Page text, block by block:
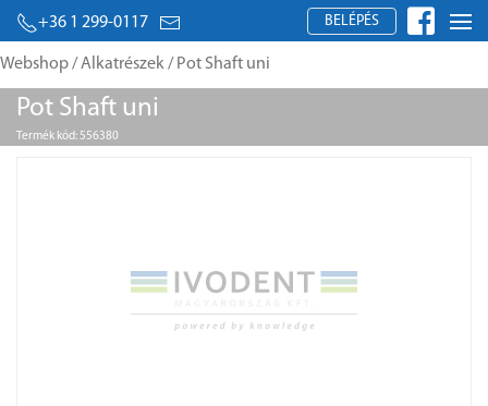
+36 1 299-0117 BELÉPÉS
Webshop/Alkatrészek/ Pot Shaft uni
Pot Shaft uni
Termék kód: 556380